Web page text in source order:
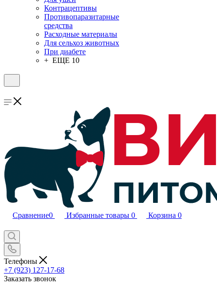
Контрацептивы
Противопаразитарные
средства
Расходные материалы
Для сельхоз животных
При диабете
+ ЕЩЕ 10
Сравнение0 Избранные товары 0 Корзина 0
Телефоны
+7 (923) 127-17-68
Заказать звонок